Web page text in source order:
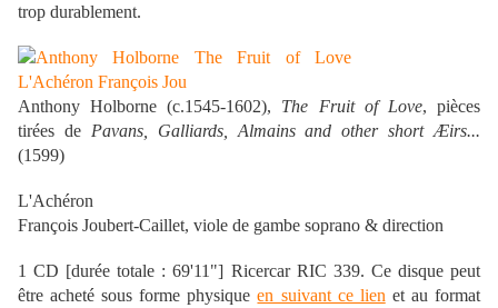
trop durablement.
Anthony Holborne (c.1545-1602), The Fruit of Love, pièces
tirées de Pavans, Galliards, Almains and other short Æirs...
(1599)
L'Achéron
François Joubert-Caillet, viole de gambe soprano & direction
1 CD [durée totale : 69'11"] Ricercar RIC 339. Ce disque peut
être acheté sous forme physiqueen suivant ce lien et au format